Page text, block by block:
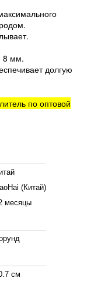
8 мм.
долгую
по оптовой
(Китай)
месяцы
см